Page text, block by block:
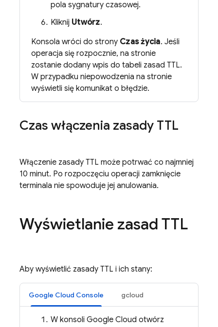
pola sygnatury czasowej.
Kliknij Utwórz.
Konsola wróci do strony Czas życia. Jeśli
operacja się rozpocznie, na stronie
zostanie dodany wpis do tabeli zasad TTL.
W przypadku niepowodzenia na stronie
wyświetli się komunikat o błędzie.
Czas włączenia zasady TTL
Włączenie zasady TTL może potrwać co najmniej
10 minut. Po rozpoczęciu operacji zamknięcie
terminala nie spowoduje jej anulowania.
Wyświetlanie zasad TTL
Aby wyświetlić zasady TTL i ich stany:
Google Cloud Console gcloud
W konsoli Google Cloud otwórz